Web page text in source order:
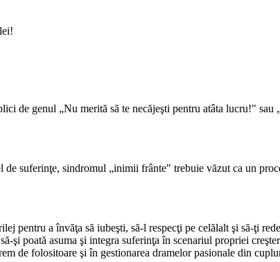
de genul „Nu merită să te necăjeşti pentru atâta lucru!"
suferinţe, sindromul „inimii frânte" trebuie văzut ca un
pentru a învăţa să iubeşti, să-l respecţi pe celălalt şi să-ţi
şi poată asuma şi integra suferinţa în scenariul propriei
de folositoare şi în gestionarea dramelor pasionale din